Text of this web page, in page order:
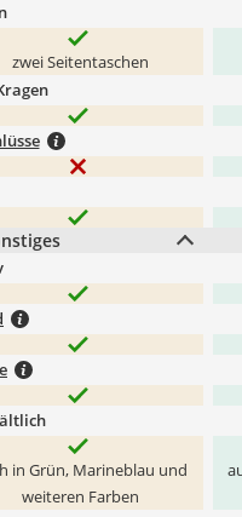
zwei Seitentaschen
in Grün, Marineblau und
weiteren Farben